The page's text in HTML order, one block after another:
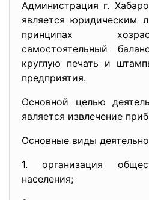
Администрация г.
является юридическим
принципах
самостоятельный
круглую печать и
предприятия.
Основной целью
является извлечение
Основные виды
1. организация
населения;